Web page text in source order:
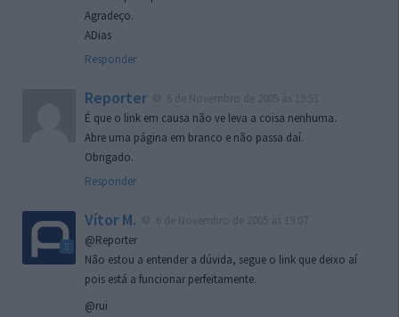
Agradeço.
ADias
Responder
Reporter
É que o link em causa não ve leva a coisa nenhuma.
Abre uma página em branco e não passa daí.
Obrigado.
Responder
Vítor M.
@Reporter
Não estou a entender a dúvida, segue o link que deixo aí
pois está a funcionar perfeitamente.
@rui